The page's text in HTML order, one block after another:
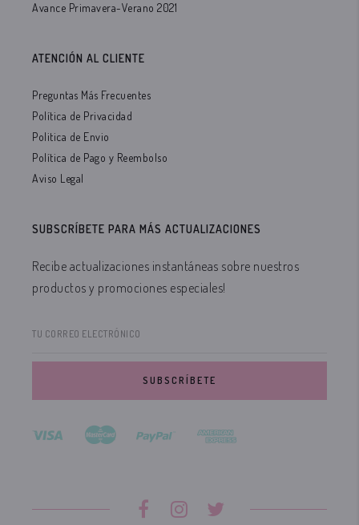
Avance Primavera-Verano 2021
ATENCIÓN AL CLIENTE
Preguntas Más Frecuentes
Política de Privacidad
Politica de Envio
Política de Pago y Reembolso
Aviso Legal
SUBSCRÍBETE PARA MÁS ACTUALIZACIONES
Recibe actualizaciones instantáneas sobre nuestros
productos y promociones especiales!
TU CORREO ELECTRÓNICO